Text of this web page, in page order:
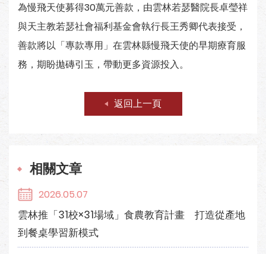
為慢飛天使募得30萬元善款，由雲林若瑟醫院長卓瑩祥
與天主教若瑟社會福利基金會執行長王秀卿代表接受，
善款將以「專款專用」在雲林縣慢飛天使的早期療育服
務，期盼拋磚引玉，帶動更多資源投入。
返回上一頁
相關文章
2026.05.07
雲林推「31校×31場域」食農教育計畫 打造從產地
到餐桌學習新模式